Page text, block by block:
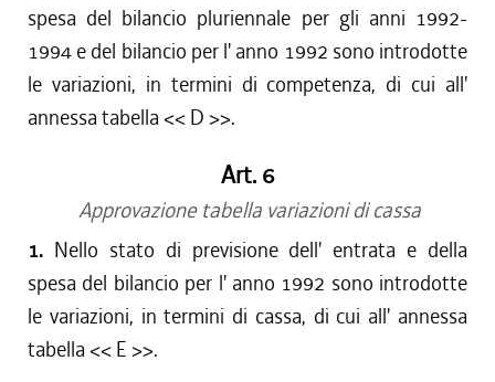
spesa del bilancio pluriennale per gli anni 1992-
1994 e del bilancio per l' anno 1992 sono introdotte
le variazioni, in termini di competenza, di cui all'
annessa tabella << D >>.
Art. 6
Approvazione tabella variazioni di cassa
1. Nello stato di previsione dell' entrata e della
spesa del bilancio per l' anno 1992 sono introdotte
le variazioni, in termini di cassa, di cui all' annessa
tabella << E >>.